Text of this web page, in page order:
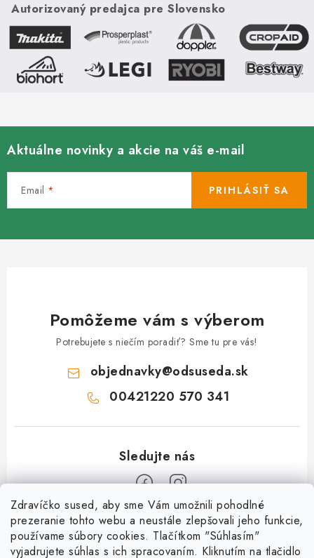
Zdravíčko sused, aby sme Vám umožnili pohodlné
prezeranie tohto webu a neustále zlepšovali jeho funkcie,
používame súbory cookies. Tlačítkom "Súhlasím"
vyjadrujete súhlas s ich spracovaním. Kliknutím na tlačidlo
Autorizovaný predajca pre Slovensko
Aktuálne novinky a akcie na váš e-mail
Email PRIHLÁSIŤ SA
Pomôžeme vám s výberom
Potrebujete s niečím poradiť? Sme tu pre vás!
objednavky@odsuseda.sk
00421220 570 341